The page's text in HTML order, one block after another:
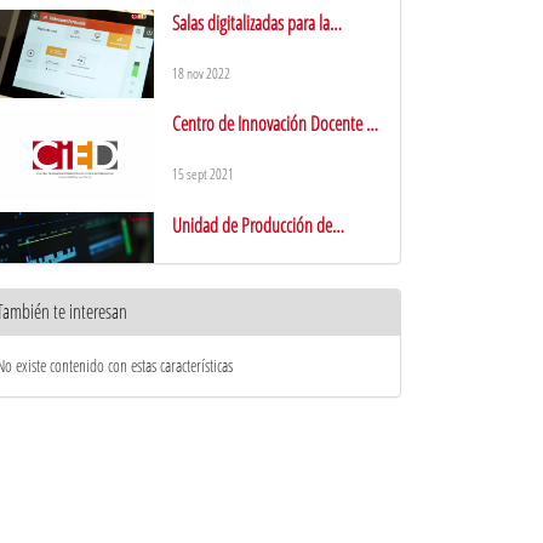
Salas digitalizadas para la
18 nov 2022
Centro de Innovación Docente y
15 sept 2021
Unidad de Producción de
Director Académico
12 jul 2018
te interesan
existe contenido con estas características